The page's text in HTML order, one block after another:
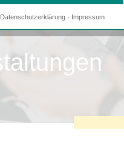
Notwendige Cookies
Diese Cookies sind erforderlich, um die
Tracking- und Targeting-Cookies
Angebotes einschließlich der
Datenschutzerklärung· Impressum